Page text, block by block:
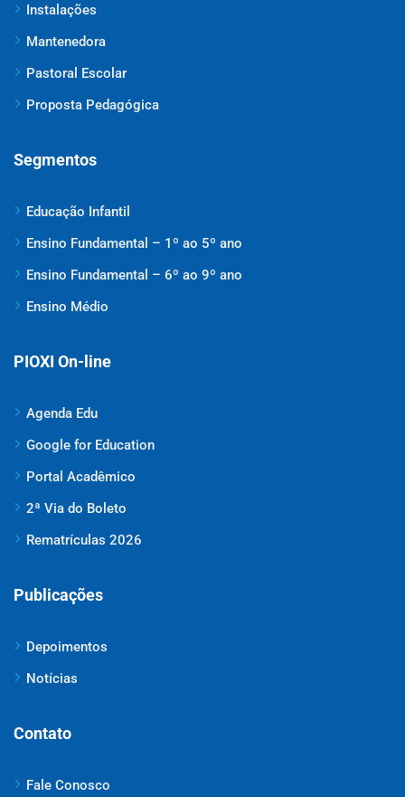
Instalações
Mantenedora
Pastoral Escolar
Proposta Pedagógica
Segmentos
Educação Infantil
Ensino Fundamental – 1º ao 5º ano
Ensino Fundamental – 6º ao 9º ano
Ensino Médio
PIOXI On-line
Agenda Edu
Google for Education
Portal Acadêmico
2ª Via do Boleto
Rematrículas 2026
Publicações
Depoimentos
Notícias
Contato
Fale Conosco